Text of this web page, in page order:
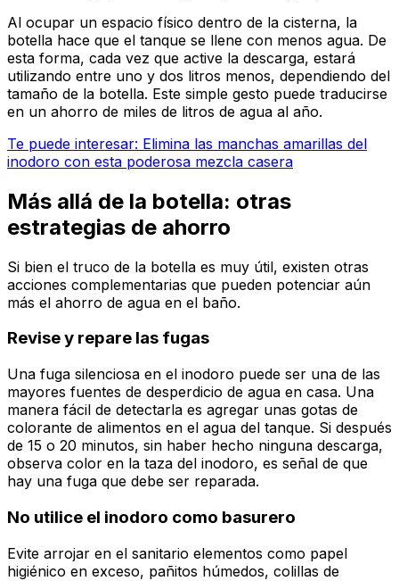
Al ocupar un espacio físico dentro de la cisterna, la
botella hace que el tanque se llene con menos agua. De
esta forma, cada vez que active la descarga, estará
utilizando entre uno y dos litros menos, dependiendo del
tamaño de la botella. Este simple gesto puede traducirse
en un ahorro de miles de litros de agua al año.
Te puede interesar: Elimina las manchas amarillas del
inodoro con esta poderosa mezcla casera
Más allá de la botella: otras
estrategias de ahorro
Si bien el truco de la botella es muy útil, existen otras
acciones complementarias que pueden potenciar aún
más el ahorro de agua en el baño.
Revise y repare las fugas
Una fuga silenciosa en el inodoro puede ser una de las
mayores fuentes de desperdicio de agua en casa. Una
manera fácil de detectarla es agregar unas gotas de
colorante de alimentos en el agua del tanque. Si después
de 15 o 20 minutos, sin haber hecho ninguna descarga,
observa color en la taza del inodoro, es señal de que
hay una fuga que debe ser reparada.
No utilice el inodoro como basurero
Evite arrojar en el sanitario elementos como papel
higiénico en exceso, pañitos húmedos, colillas de